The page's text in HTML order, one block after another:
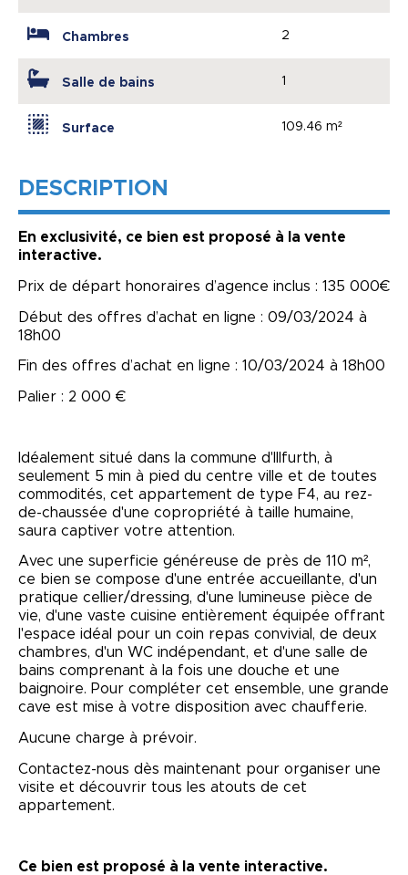
Chambres 2
Salle de bains 1
Surface 109.46 m²
DESCRIPTION
En exclusivité, ce bien est proposé à la vente
interactive.
Prix de départ honoraires d’agence inclus : 135 000€
Début des offres d’achat en ligne : 09/03/2024 à
18h00
Fin des offres d’achat en ligne : 10/03/2024 à 18h00
Palier : 2 000 €
Idéalement situé dans la commune d'Illfurth, à
seulement 5 min à pied du centre ville et de toutes
commodités, cet appartement de type F4, au rez-
de-chaussée d'une copropriété à taille humaine,
saura captiver votre attention.
Avec une superficie généreuse de près de 110 m²,
ce bien se compose d'une entrée accueillante, d'un
pratique cellier/dressing, d'une lumineuse pièce de
vie, d'une vaste cuisine entièrement équipée offrant
l'espace idéal pour un coin repas convivial, de deux
chambres, d'un WC indépendant, et d'une salle de
bains comprenant à la fois une douche et une
baignoire. Pour compléter cet ensemble, une grande
cave est mise à votre disposition avec chaufferie.
Aucune charge à prévoir.
Contactez-nous dès maintenant pour organiser une
visite et découvrir tous les atouts de cet
appartement.
Ce bien est proposé à la vente interactive.